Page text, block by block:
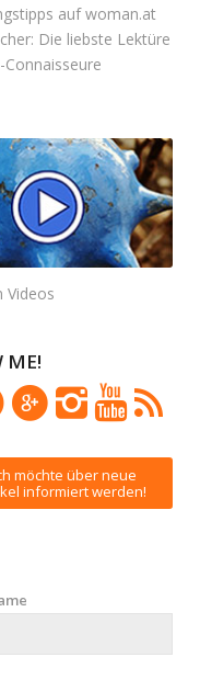
auf woman.at
Die liebste Lektüre
Videos
ME!
möchte über neue
informiert werden!